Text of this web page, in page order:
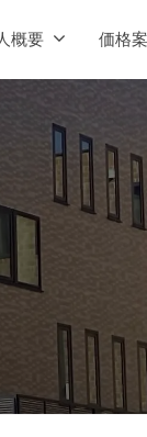
概要 価格